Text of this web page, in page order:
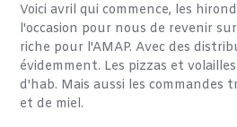
Voici avril qui commence, les
l'occasion pour nous de revenir
riche pour l'AMAP. Avec des
évidemment. Les pizzas et
d'hab. Mais aussi les commandes
et de miel.